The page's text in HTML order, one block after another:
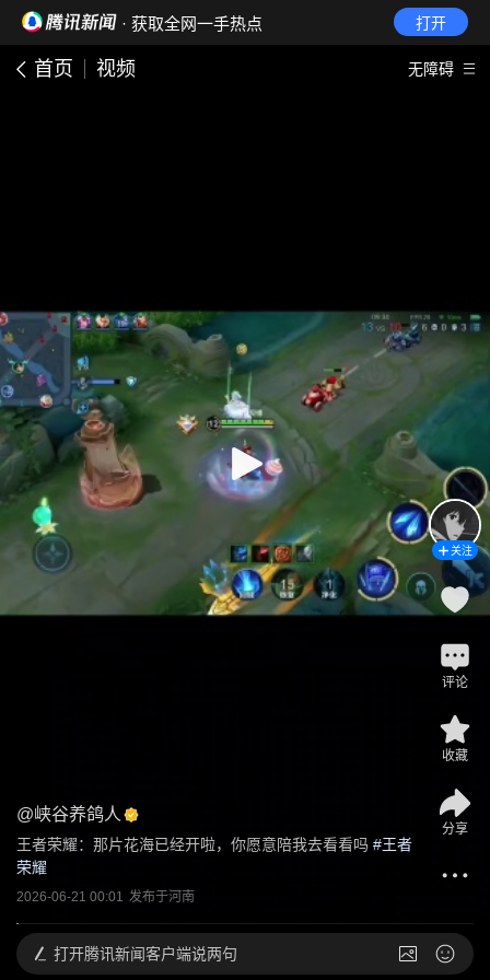
· 获取全网一手热点 打开
首页 视频 无障碍
@峡谷养鸽人
王者荣耀：那片花海已经开啦，你愿意陪我去看看吗 #王者
荣耀
2026-06-21 00:01 发布于河南
关注
评论
收藏
分享
打开腾讯新闻客户端说两句